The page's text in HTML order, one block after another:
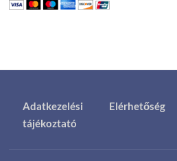
Adatkezelési
tájékoztató
Elérhetőség